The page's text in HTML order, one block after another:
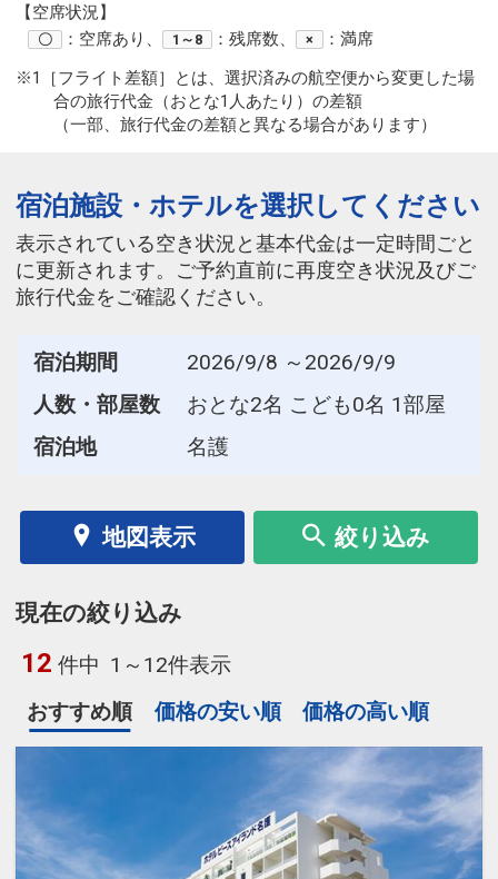
【空席状況】
〇 ：空席あり、 1～8 ：残席数、 ×
：満席
※1［フライト差額］とは、選択済みの航空便から変更した場
合の旅行代金（おとな1人あたり）の差額
（一部、旅行代金の差額と異なる場合があります）
宿泊施設・ホテルを選択してください
表示されている空き状況と基本代金は一定時間ごと
に更新されます。ご予約直前に再度空き状況及びご
旅行代金をご確認ください。
宿泊期間
2026/9/8 ～2026/9/9
人数・部屋数
おとな2名 こども0名 1部屋
宿泊地
名護
地図表示 絞り込み
現在の絞り込み
12 件中 1～12件表示
おすすめ順
価格の安い順 価格の高い順